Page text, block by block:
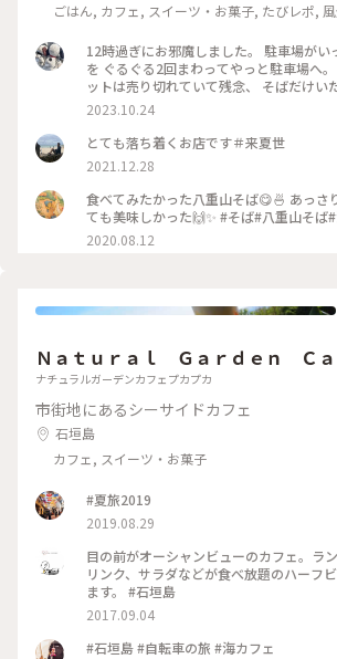
ごはん, カフェ, スイーツ・お菓子, たびレポ, 風
12時過ぎにお邪魔しました。 駐車場がい
を ぐるぐる2回まわってやっと駐車場へ
ットは売り切れていて残念、 そばだけい
しかった！
2023.10.24
とても落ち着くお店です＃来夏世
2021.12.28
食べてみたかった八重山そば😋🍜 あっさりしてるけど、とっ
ても美味しかった🙌✨ #そば#八
2020.08.12
Ｎａｔｕｒａｌ Ｇａｒｄｅｎ Ｃａ
ｅ ＰＵＦＦ ＰＵＦＦ
ナチュラルガーデンカフェプカプカ
市街地にあるシーサイドカフェ
石垣島
カフェ, スイーツ・お菓子
#夏旅2019
2019.08.29
目の前がオーシャンビューのカフェ。ラ
リンク、サラダなどが食べ放題のハーフ
ます。 #石垣島
2017.09.04
#石垣島 #自転車の旅 #海カフェ